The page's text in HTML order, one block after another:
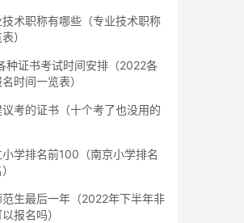
术职称有哪些（专业技术职称
）
种证书考试时间安排（2022各
时间一览表）
考的证书（十个考了也没用的
学排名前100（南京小学排名
生最后一年（2022年下半年非
报名吗）